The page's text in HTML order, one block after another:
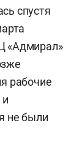
спустя
«Адмирал»
рабочие
не были